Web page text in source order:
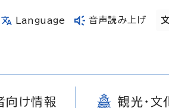
Language 音声読み上げ
向け情報 観光・文